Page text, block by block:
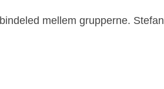
mellem grupperne. Stefan